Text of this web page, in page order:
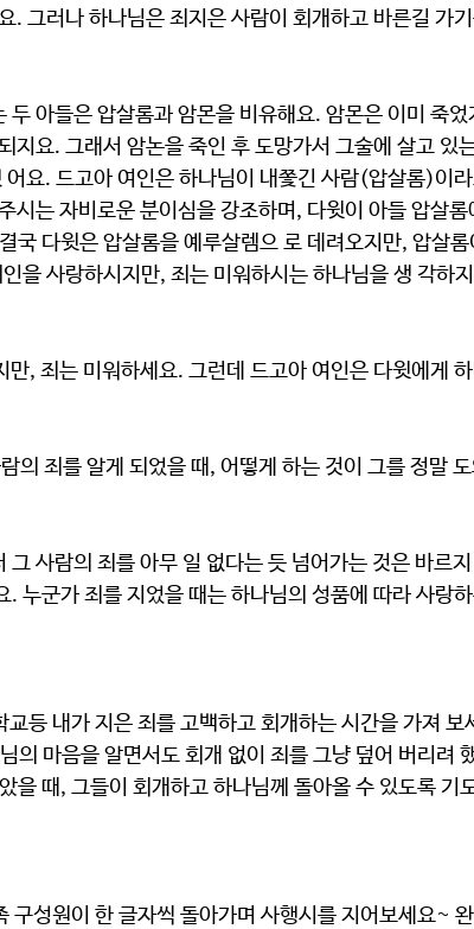
. 그러나 하나님은 죄지은 사람이 회개하고 바른길 가
두 아들은 압살롬과 암몬을 비유해요. 암몬은 이미 죽었
지요. 그래서 암논을 죽인 후 도망가서 그술에 살고 있
요. 드고아 여인은 하나님이 내쫓긴 사람(압살롬)이
시는 자비로운 분이심을 강조하며, 다윗이 아들 압살
국 다윗은 압살롬을 예루살렘으 로 데려오지만, 압살롬
을 사랑하시지만, 죄는 미워하시는 하나님을 생 각하
, 죄는 미워하세요. 그런데 드고아 여인은 다윗에게 하
의 죄를 알게 되었을 때, 어떻게 하는 것이 그를 정말
그 사람의 죄를 아무 일 없다는 듯 넘어가는 것은 바르
. 누군가 죄를 지었을 때는 하나님의 성품에 따라 사랑
등 내가 지은 죄를 고백하고 회개하는 시간을 가져 보
의 마음을 알면서도 회개 없이 죄를 그냥 덮어 버리려
을 때, 그들이 회개하고 하나님께 돌아올 수 있도록 기
구성원이 한 글자씩 돌아가며 사행시를 지어보세요~